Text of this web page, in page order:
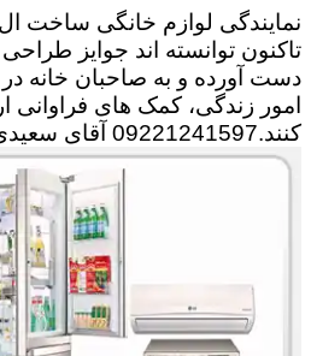
نمایندگی لوازم خانگی ساخت
تاکنون توانسته اند جوایز
دست آورده و به صاحبان خانه در
امور زندگی، کمک های فراوانی
کنند.09221241597 آقای سعیدی